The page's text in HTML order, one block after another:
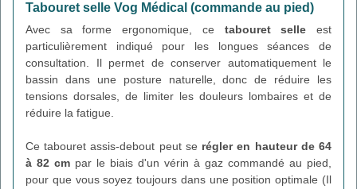
Tabouret selle Vog Médical (commande au pied)
Avec sa forme ergonomique, ce tabouret selle est
particulièrement indiqué pour les longues séances de
consultation. Il permet de conserver automatiquement le
bassin dans une posture naturelle, donc de réduire les
tensions dorsales, de limiter les douleurs lombaires et de
réduire la fatigue.
Ce tabouret assis-debout peut se régler en hauteur de 64
à 82 cm par le biais d'un vérin à gaz commandé au pied,
pour que vous soyez toujours dans une position optimale (Il